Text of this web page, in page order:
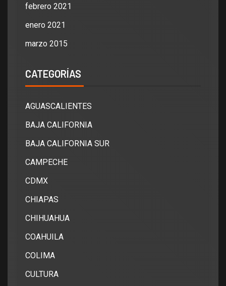
febrero 2021
enero 2021
marzo 2015
CATEGORÍAS
AGUASCALIENTES
BAJA CALIFORNIA
BAJA CALIFORNIA SUR
CAMPECHE
CDMX
CHIAPAS
CHIHUAHUA
COAHUILA
COLIMA
CULTURA